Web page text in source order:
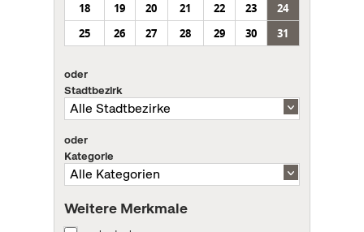
18
19 20 21 22 23
24
25
26 27 28 29 30 31
oder
Stadtbezirk
oder
Kategorie
Weitere Merkmale